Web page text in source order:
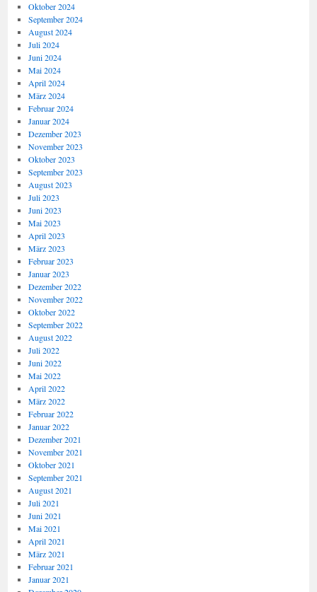
Oktober 2024
September 2024
August 2024
Juli 2024
Juni 2024
Mai 2024
April 2024
März 2024
Februar 2024
Januar 2024
Dezember 2023
November 2023
Oktober 2023
September 2023
August 2023
Juli 2023
Juni 2023
Mai 2023
April 2023
März 2023
Februar 2023
Januar 2023
Dezember 2022
November 2022
Oktober 2022
September 2022
August 2022
Juli 2022
Juni 2022
Mai 2022
April 2022
März 2022
Februar 2022
Januar 2022
Dezember 2021
November 2021
Oktober 2021
September 2021
August 2021
Juli 2021
Juni 2021
Mai 2021
April 2021
März 2021
Februar 2021
Januar 2021